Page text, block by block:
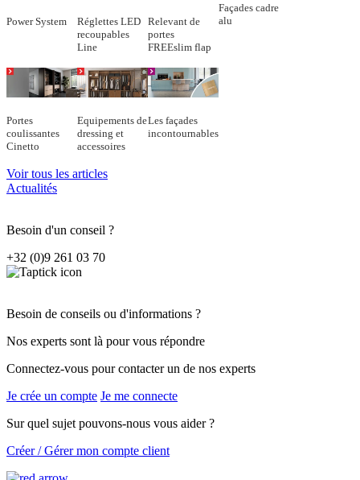
Power System
Réglettes LED
recoupables
Line
Relevant de
portes
FREEslim flap
Façades cadre
alu
Portes
coulissantes
Cinetto
Equipements de
dressing et
accessoires
Les façades
incontournables
Voir tous les articles
Actualités
Besoin d'un conseil ?
+32 (0)9 261 03 70
Besoin de conseils ou d'informations ?
Nos experts sont là pour vous répondre
Connectez-vous pour contacter un de nos experts
Je crée un compte Je me connecte
Sur quel sujet pouvons-nous vous aider ?
Créer / Gérer mon compte client